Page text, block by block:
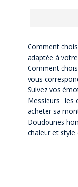
Comment
adaptée à
Comment
vous
Suivez vos
Messieurs : les
acheter sa
Doudounes
chaleur et style